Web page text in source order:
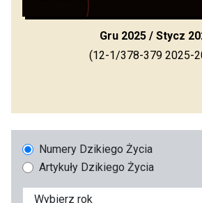
Gru 2025 / Stycz
(12-1/378-379 2025-
Numery Dzikiego Życia
Artykuły Dzikiego Życia